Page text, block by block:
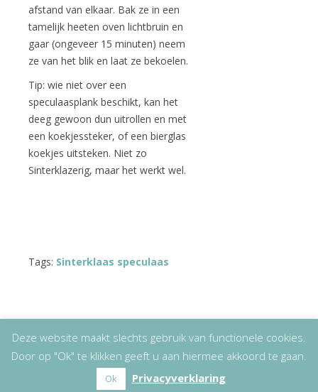
afstand van elkaar. Bak ze in een
tamelijk heeten oven lichtbruin en
gaar (ongeveer 15 minuten) neem
ze van het blik en laat ze bekoelen.
Tip: wie niet over een
speculaasplank beschikt, kan het
deeg gewoon dun uitrollen en met
een koekjessteker, of een bierglas
koekjes uitsteken. Niet zo
Sinterklazerig, maar het werkt wel.
Tags: Sinterklaas speculaas
Copyright© 2026Lizet Kruyff| Disclaimer
Deze website maakt slechts gebruik van functionele cookies.
Door op "Ok" te klikken geeft u aan hiermee akkoord te gaan.
Ok Privacyverklaring